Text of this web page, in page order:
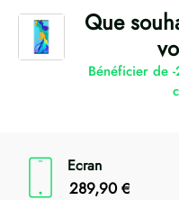
Que
Bénéficier de
Ecran
289,90 €